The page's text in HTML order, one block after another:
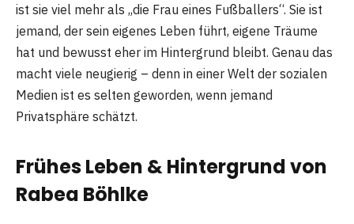
ist sie viel mehr als „die Frau eines Fußballers“. Sie ist
jemand, der sein eigenes Leben führt, eigene Träume
hat und bewusst eher im Hintergrund bleibt. Genau das
macht viele neugierig – denn in einer Welt der sozialen
Medien ist es selten geworden, wenn jemand
Privatsphäre schätzt.
Frühes Leben & Hintergrund von
Rabea Böhlke